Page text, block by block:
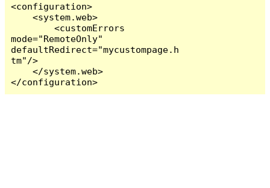
<configuration>
    <system.web>
        <customErrors
mode="RemoteOnly"
defaultRedirect="mycustompage.h
tm"/>
    </system.web>
</configuration>